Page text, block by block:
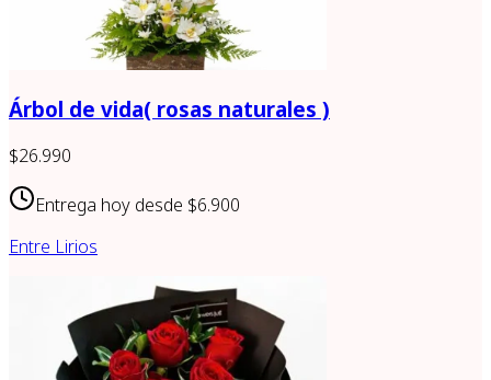
Árbol de vida( rosas naturales )
$26.990
Entrega hoy desde $6.900
Entre Lirios